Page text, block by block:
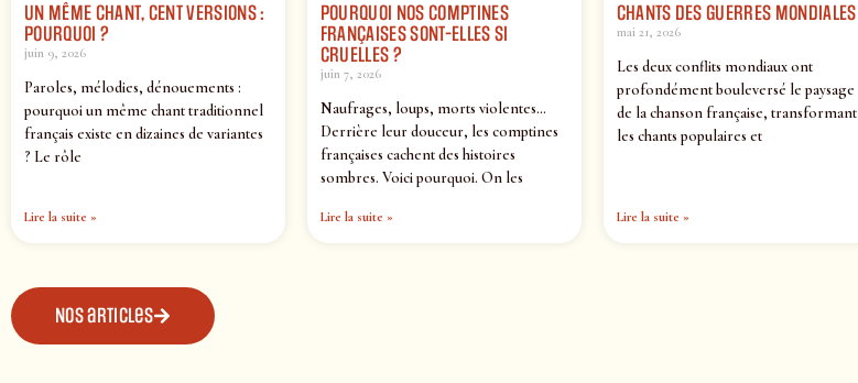
UN MÊME CHANT, CENT VERSIONS :
POURQUOI ?
juin 9, 2026
Paroles, mélodies, dénouements :
pourquoi un même chant traditionnel
français existe en dizaines de variantes
? Le rôle
Lire la suite »
POURQUOI NOS COMPTINES
FRANÇAISES SONT-ELLES SI
CRUELLES ?
juin 7, 2026
Naufrages, loups, morts violentes…
Derrière leur douceur, les comptines
françaises cachent des histoires
sombres. Voici pourquoi. On les
Lire la suite »
CHANTS DES GUERRES MONDIALES
mai 21, 2026
Les deux conflits mondiaux ont
profondément bouleversé le paysage
de la chanson française, transformant
les chants populaires et
Lire la suite »
Nos articles